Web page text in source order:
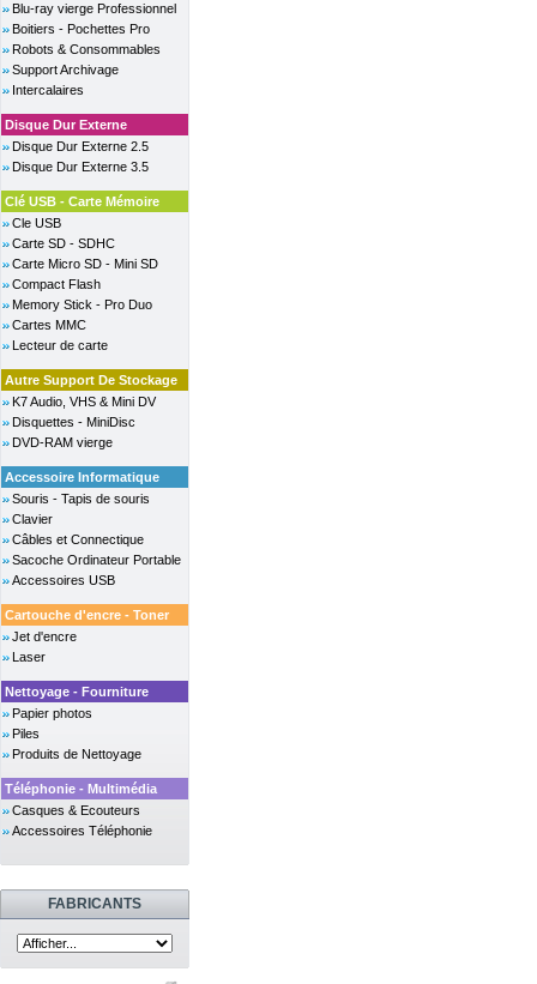
Blu-ray vierge Professionnel
Boitiers - Pochettes Pro
Robots & Consommables
Support Archivage
Intercalaires
Disque Dur Externe
Disque Dur Externe 2.5
Disque Dur Externe 3.5
Clé USB - Carte Mémoire
Cle USB
Carte SD - SDHC
Carte Micro SD - Mini SD
Compact Flash
Memory Stick - Pro Duo
Cartes MMC
Lecteur de carte
Autre Support De Stockage
K7 Audio, VHS & Mini DV
Disquettes - MiniDisc
DVD-RAM vierge
Accessoire Informatique
Souris - Tapis de souris
Clavier
Câbles et Connectique
Sacoche Ordinateur Portable
Accessoires USB
Cartouche d'encre - Toner
Jet d'encre
Laser
Nettoyage - Fourniture
Papier photos
Piles
Produits de Nettoyage
Téléphonie - Multimédia
Casques & Ecouteurs
Accessoires Téléphonie
FABRICANTS